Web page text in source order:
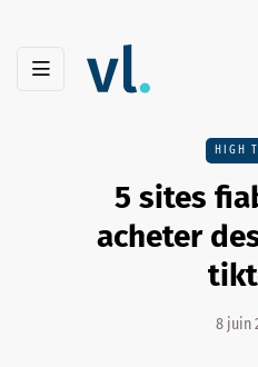
HIGH
5 sites
acheter
8 juin